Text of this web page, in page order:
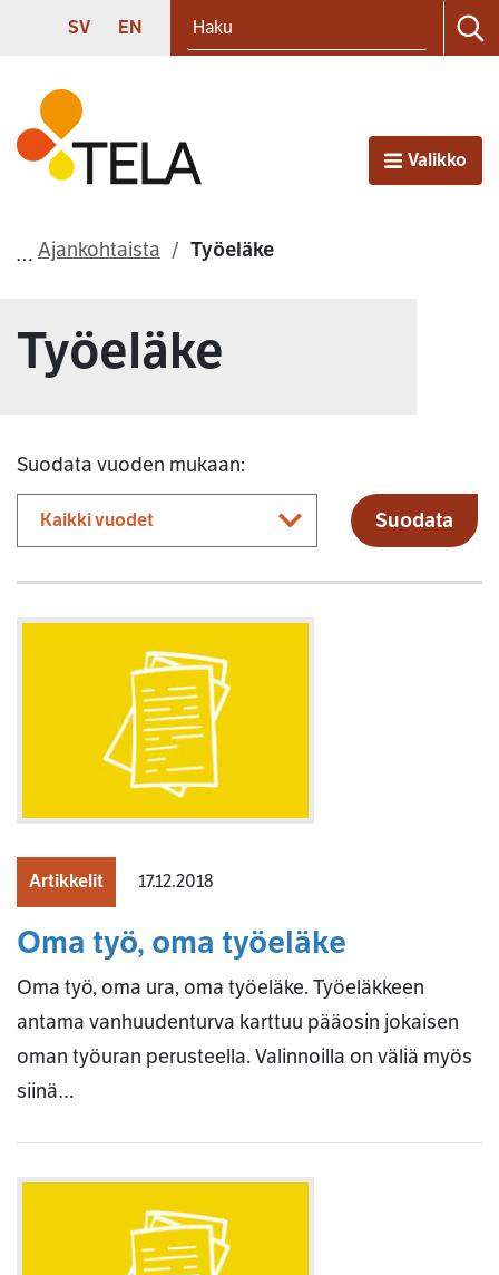
Siirry sisältöön
SVENSKA
SV ENGLISH
EN
Etusivu
AvaaValikko
Ajankohtaista Työeläke
Työeläke
Suodata vuoden mukaan:
Suodata
Artikkelit 17.12.2018
Oma työ, oma työeläke
Oma työ, oma ura, oma työeläke. Työeläkkeen
antama vanhuudenturva karttuu pääosin jokaisen
oman työuran perusteella. Valinnoilla on väliä myös
siinä…